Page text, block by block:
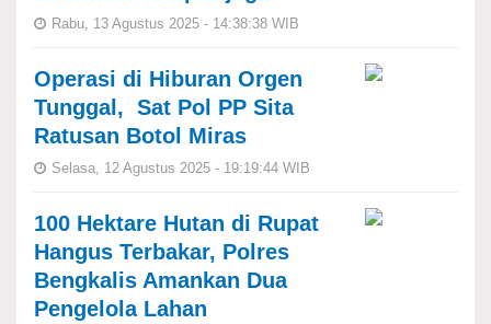
Rabu, 13 Agustus 2025 - 14:38:38 WIB
Operasi di Hiburan Orgen
Tunggal, Sat Pol PP Sita
Ratusan Botol Miras
Selasa, 12 Agustus 2025 - 19:19:44 WIB
100 Hektare Hutan di Rupat
Hangus Terbakar, Polres
Bengkalis Amankan Dua
Pengelola Lahan